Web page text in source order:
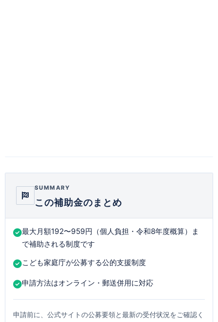
SUMMARY
この補助金のまとめ
最大月額192〜959円（個人負担・令和8年度概算）ま
で補助される制度です
こども家庭庁が公募する公的支援制度
申請方法はオンライン・郵送併用に対応
申請前に、公式サイトの公募要領と最新の受付状況をご確認く